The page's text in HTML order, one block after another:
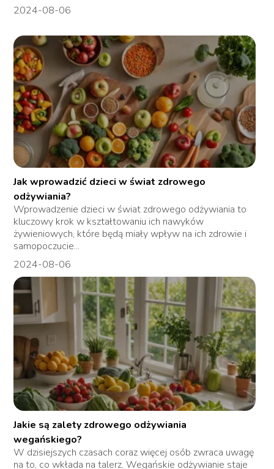
2024-08-06
Jak wprowadzić dzieci w świat zdrowego
odżywiania?
Wprowadzenie dzieci w świat zdrowego odżywiania to
kluczowy krok w kształtowaniu ich nawyków
żywieniowych, które będą miały wpływ na ich zdrowie i
samopoczucie...
2024-08-06
Jakie są zalety zdrowego odżywiania
wegańskiego?
W dzisiejszych czasach coraz więcej osób zwraca uwagę
na to, co wkłada na talerz. Wegańskie odżywianie staje